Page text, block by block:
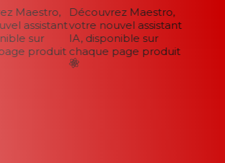
Maestro,
assistant
sur
produit
Découvrez Maestro,
votre nouvel assistant
IA, disponible sur
chaque page produit